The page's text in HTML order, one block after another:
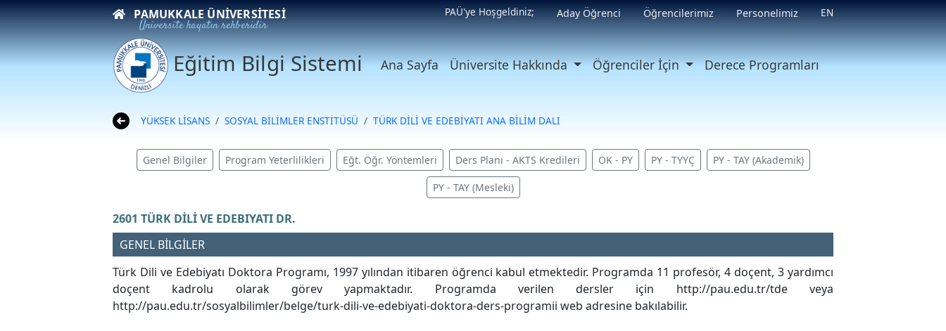
PAMUKKALE ÜNIVERSITESI
Üniversite hayatın rehberidir
PAÜ'ye Hoşgeldiniz; Aday Öğrenci Öğrencilerimiz Personelimiz EN
Eğitim Bilgi Sistemi Ana Sayfa Üniversite Hakkında Öğrenciler İçin Derece Programları
YÜKSEK LİSANS SOSYAL BİLİMLER ENSTİTÜSÜ TÜRK DİLİ VE EDEBİYATI ANA BİLİM DALI
Genel Bilgiler Program Yeterlilikleri Eğt. Öğr. Yöntemleri Ders Planı - AKTS Kredileri ÖK - PY PY - TYYÇ PY - TAY (Akademik)
PY - TAY (Mesleki)
2601 TÜRK DİLİ VE EDEBIYATI DR.
GENEL BİLGİLER
Türk Dili ve Edebiyatı Doktora Programı, 1997 yılından itibaren öğrenci kabul etmektedir. Programda 11 profesör, 4 doçent, 3 yardımcı
doçent kadrolu olarak görev yapmaktadır. Programda verilen dersler için http://pau.edu.tr/tde veya
http://pau.edu.tr/sosyalbilimler/belge/turk-dili-ve-edebiyati-doktora-ders-programii web adresine bakılabilir.